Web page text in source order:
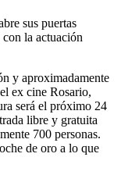
sus puertas
la actuación
y aproximadamente
ex cine Rosario,
será el próximo 24
libre y gratuita
700 personas.
de oro a lo que